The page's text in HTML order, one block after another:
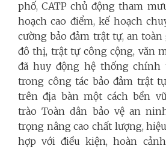
phố, CATP chủ động tham
hoạch cao điểm, kế hoạch
cường bảo đảm trật tự, an
đô thị, trật tự công cộng, văn
đã huy động hệ thống chính
trong công tác bảo đảm trật
trên địa bàn một cách bền
trào Toàn dân bảo vệ an
trọng nâng cao chất lượng,
hợp với điều kiện, hoàn